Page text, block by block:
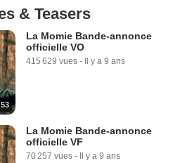
& Teasers
La Momie Bande-annonce
officielle VO
415 629 vues - Il y a 9 ans
La Momie Bande-annonce
officielle VF
70 257 vues - Il y a 9 ans